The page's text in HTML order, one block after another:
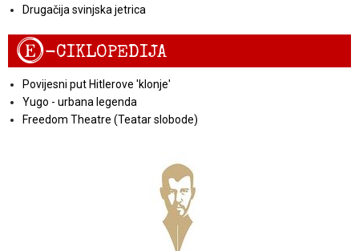
Drugačija svinjska jetrica
E-CIKLOPEDIJA
Povijesni put Hitlerove 'klonje'
Yugo - urbana legenda
Freedom Theatre (Teatar slobode)